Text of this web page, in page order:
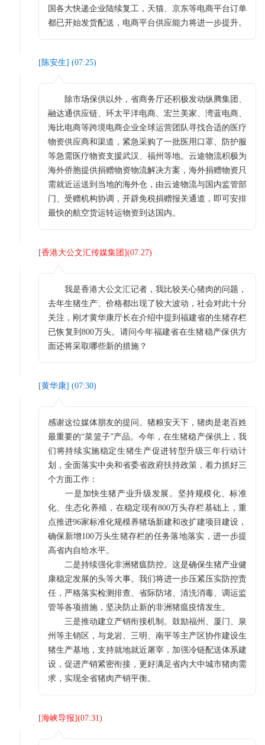
国各大快递企业陆续复工，天猫、京东等电商平台订单
都已开始发货配送，电商平台供应能力将进一步提升。
[ 陈安生] (07:25)
除市场保供以外，省商务厅还积极发动纵腾集团、
融达通供应链、环太平洋电商、宏兰美家、湾蓝电商、
海比电商等跨境电商企业全球运营团队寻找合适的医疗
物资供应商和渠道，紧急采购了一批医用口罩、防护服
等急需医疗物资支援武汉、福州等地。云途物流积极为
海外侨胞提供捐赠物资物流解决方案，海外捐赠物资只
需就近运送到当地的海外仓，由云途物流与国内监管部
门、受赠机构协调，开辟免税捐赠报关通道，即可安排
最快的航空货运转运物资到达国内。
[香港大公文汇传媒集团 ](07:27)
我是香港大公文汇记者，我比较关心猪肉的问题，
去年生猪生产、价格都出现了较大波动，社会对此十分
关注，刚才黄华康厅长在介绍中提到福建省的生猪存栏
已恢复到800万头。请问今年福建省在生猪稳产保供方
面还将采取哪些新的措施？
[黄华康] (07:30)
感谢这位媒体朋友的提问。猪粮安天下，猪肉是老百姓
最重要的“菜篮子”产品。今年，在生猪稳产保供上，我
们将持续实施稳定生猪生产促进转型升级三年行动计
划，全面落实中央和省委省政府扶持政策，着力抓好三
个方面工作：
一是加快生猪产业升级发展。坚持规模化、标准
化、生态化养殖，在稳定现有800万头存栏基础上，重
点推进96家标准化规模养猪场新建和改扩建项目建设，
确保新增100万头生猪存栏的任务落地落实，进一步提
高省内自给水平。
二是持续强化非洲猪瘟防控。这是确保生猪产业健
康稳定发展的头等大事。我们将进一步压紧压实防控责
任，严格落实检测排查、省际防堵、清洗消毒、调运监
管等各项措施，坚决防止新的非洲猪瘟疫情发生。
三是推动建立产销衔接机制。鼓励福州、厦门、泉
州等主销区，与龙岩、三明、南平等主产区协作建设生
猪生产基地，支持就地就近屠宰，加强冷链配送体系建
设，促进产销紧密衔接，更好满足省内大中城市猪肉需
求，实现全省猪肉产销平衡。
[海峡导报](07:31)